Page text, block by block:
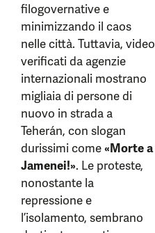
filogovernative e
minimizzando il caos
nelle città. Tuttavia, video
verificati da agenzie
internazionali mostrano
migliaia di persone di
nuovo in strada a
Teherán, con slogan
durissimi come«Morte a
Jamenei!». Le proteste,
nonostante la
repressione e
l’isolamento, sembrano